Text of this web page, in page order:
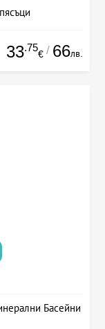
33.75
€ / 66лв.
Басейни